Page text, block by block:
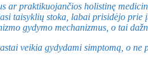
praktikuojančios holistinę
taisyklių stoka, labai prisidėjo
gydymo mechanizmus, o tai
veikia gydydami simptomą, o ne